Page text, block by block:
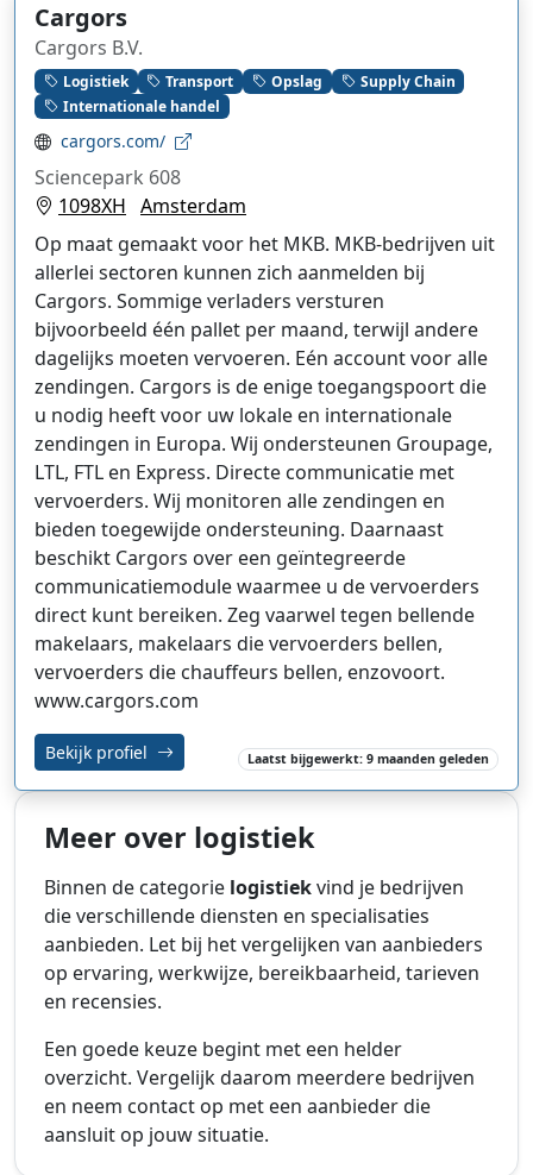
Cargors
Cargors B.V.
Logistiek Transport Opslag
Supply Chain
Internationale handel
cargors.com/
Sciencepark 608
1098XH Amsterdam
Op maat gemaakt voor het MKB. MKB-bedrijven uit
allerlei sectoren kunnen zich aanmelden bij
Cargors. Sommige verladers versturen
bijvoorbeeld één pallet per maand, terwijl andere
dagelijks moeten vervoeren. Eén account voor alle
zendingen. Cargors is de enige toegangspoort die
u nodig heeft voor uw lokale en internationale
zendingen in Europa. Wij ondersteunen Groupage,
LTL, FTL en Express. Directe communicatie met
vervoerders. Wij monitoren alle zendingen en
bieden toegewijde ondersteuning. Daarnaast
beschikt Cargors over een geïntegreerde
communicatiemodule waarmee u de vervoerders
direct kunt bereiken. Zeg vaarwel tegen bellende
makelaars, makelaars die vervoerders bellen,
vervoerders die chauffeurs bellen, enzovoort.
www.cargors.com
Bekijk profiel Laatst bijgewerkt: 9 maanden geleden
Meer over logistiek
Binnen de categorie logistiekvind je bedrijven
die verschillende diensten en specialisaties
aanbieden. Let bij het vergelijken van aanbieders
op ervaring, werkwijze, bereikbaarheid, tarieven
en recensies.
Een goede keuze begint met een helder
overzicht. Vergelijk daarom meerdere bedrijven
en neem contact op met een aanbieder die
aansluit op jouw situatie.